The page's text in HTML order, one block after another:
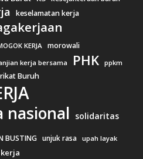
keselamatan kerja
KERJA morowali
kerja bersama PHK ppkm
Buruh
nasional solidaritas
BUSTING unjuk rasa upah layak